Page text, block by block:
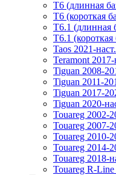
T6 (длинная
Т6 (короткая
T6.1 (длинная
T6.1 (короткая
Taos 2021-
Teramont 2017-
Tiguan 2008-
Tiguan 2011-
Tiguan 2017-
Tiguan 2020-
Touareg 2002-
Touareg 2007-
Touareg 2010-
Touareg 2014-
Touareg 2018-
Touareg R-